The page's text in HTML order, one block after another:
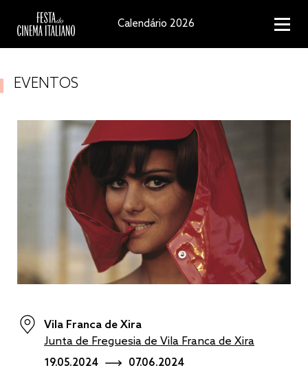
Calendário 2026
EVENTOS
Vila Franca de Xira
Junta de Freguesia de Vila Franca de Xira
19.05.2024
07.06.2024